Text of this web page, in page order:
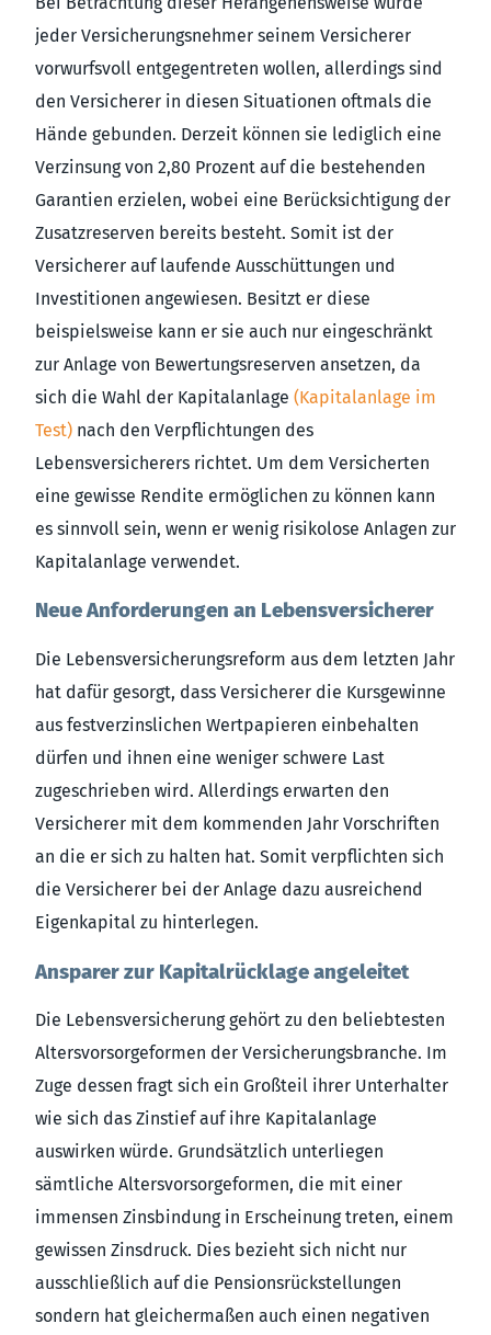
jeder Versicherungsnehmer seinem Versicherer
vorwurfsvoll entgegentreten wollen, allerdings sind
den Versicherer in diesen Situationen oftmals die
Hände gebunden. Derzeit können sie lediglich eine
Verzinsung von 2,80 Prozent auf die bestehenden
Garantien erzielen, wobei eine Berücksichtigung der
Zusatzreserven bereits besteht. Somit ist der
Versicherer auf laufende Ausschüttungen und
Investitionen angewiesen. Besitzt er diese
beispielsweise kann er sie auch nur eingeschränkt
zur Anlage von Bewertungsreserven ansetzen, da
sich die Wahl der Kapitalanlage (Kapitalanlage im
Test) nach den Verpflichtungen des
Lebensversicherers richtet. Um dem Versicherten
eine gewisse Rendite ermöglichen zu können kann
es sinnvoll sein, wenn er wenig risikolose Anlagen zur
Kapitalanlage verwendet.
Neue Anforderungen an Lebensversicherer
Die Lebensversicherungsreform aus dem letzten Jahr
hat dafür gesorgt, dass Versicherer die Kursgewinne
aus festverzinslichen Wertpapieren einbehalten
dürfen und ihnen eine weniger schwere Last
zugeschrieben wird. Allerdings erwarten den
Versicherer mit dem kommenden Jahr Vorschriften
an die er sich zu halten hat. Somit verpflichten sich
die Versicherer bei der Anlage dazu ausreichend
Eigenkapital zu hinterlegen.
Ansparer zur Kapitalrücklage angeleitet
Die Lebensversicherung gehört zu den beliebtesten
Altersvorsorgeformen der Versicherungsbranche. Im
Zuge dessen fragt sich ein Großteil ihrer Unterhalter
wie sich das Zinstief auf ihre Kapitalanlage
auswirken würde. Grundsätzlich unterliegen
sämtliche Altersvorsorgeformen, die mit einer
immensen Zinsbindung in Erscheinung treten, einem
gewissen Zinsdruck. Dies bezieht sich nicht nur
ausschließlich auf die Pensionsrückstellungen
sondern hat gleichermaßen auch einen negativen